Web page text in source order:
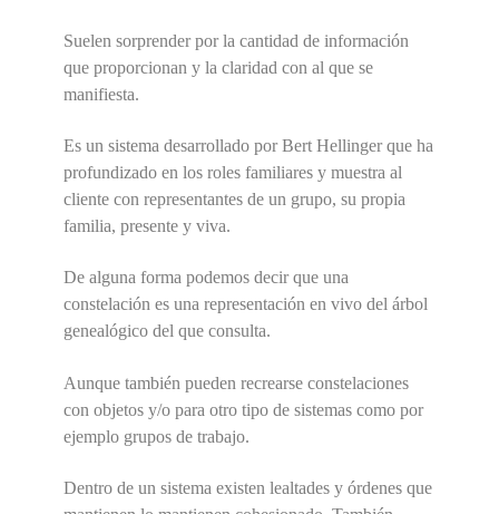
Suelen sorprender por la cantidad de información
que proporcionan y la claridad con al que se
manifiesta.
Es un sistema desarrollado por Bert Hellinger que ha
profundizado en los roles familiares y muestra al
cliente con representantes de un grupo, su propia
familia, presente y viva.
De alguna forma podemos decir que una
constelación es una representación en vivo del árbol
genealógico del que consulta.
Aunque también pueden recrearse constelaciones
con objetos y/o para otro tipo de sistemas como por
ejemplo grupos de trabajo.
Dentro de un sistema existen lealtades y órdenes que